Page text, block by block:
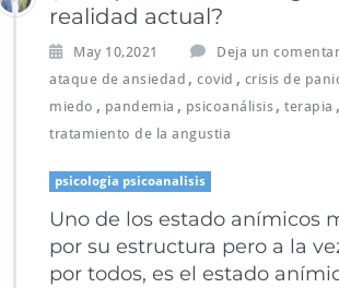
realidad actual?
May 10,2021
Deja un
ataque de ansiedad , covid , crisis de
miedo , pandemia , psicoanálisis , terapia ,
tratamiento de la angustia
psicologia psicoanalisis
Uno de los estado anímicos
por su estructura pero a la
por todos, es el estado